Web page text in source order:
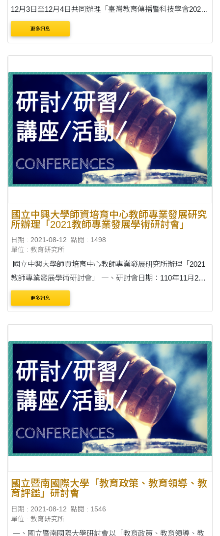
12月3日至12月4日共同辦理「臺灣教育傳播暨科技學會2021
年學術研討會」 說明： 一、研討會日期：110年12月3日(星
期五)至12月4日(星期六) 二、研討會地點....
更多訊息
國立中興大學師資培育中心教師專業發展研究
所辦理「2021教師專業發展學術研討會」
日期 : 2021-08-12
點閱 : 1498
單位 : 教育研究所
國立中興大學師資培育中心教師專業發展研究所辦理「2021
教師專業發展學術研討會」 一、研討會日期：110年11月27
日(星期六) 二、報名網址：
https://psfcost.nchu.edu.tw/registration/。 三、會議網址：
更多訊息
國立暨南國際大學「教育政策、教育領導、教
育評鑑」研討會
日期 : 2021-08-12
點閱 : 1546
單位 : 教育研究所
一、國立暨南國際大學研討會以「教育政策、教育領導、教